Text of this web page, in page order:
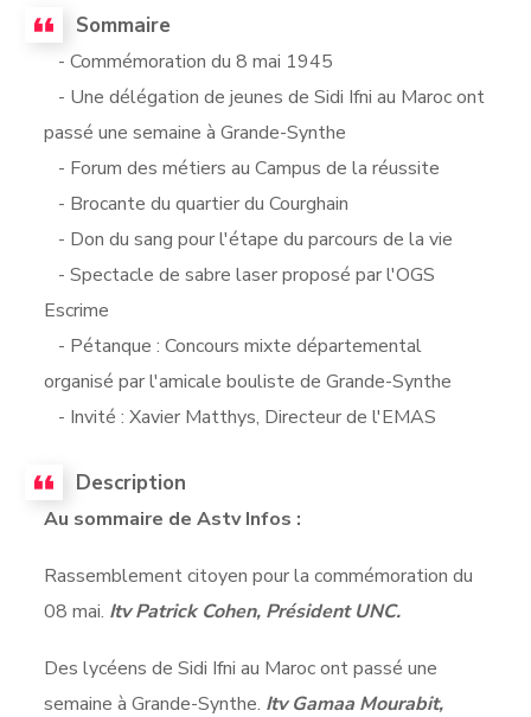
Sommaire
- Commémoration du 8 mai 1945
- Une délégation de jeunes de Sidi Ifni au Maroc ont
passé une semaine à Grande-Synthe
- Forum des métiers au Campus de la réussite
- Brocante du quartier du Courghain
- Don du sang pour l'étape du parcours de la vie
- Spectacle de sabre laser proposé par l'OGS
Escrime
- Pétanque : Concours mixte départemental
organisé par l'amicale bouliste de Grande-Synthe
- Invité : Xavier Matthys, Directeur de l'EMAS
Description
Au sommaire de Astv Infos :
Rassemblement citoyen pour la commémoration du
08 mai. Itv Patrick Cohen, Président UNC.
Des lycéens de Sidi Ifni au Maroc ont passé une
semaine à Grande-Synthe. Itv Gamaa Mourabit,